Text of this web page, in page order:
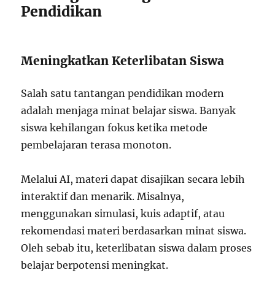
Pendidikan
Meningkatkan Keterlibatan Siswa
Salah satu tantangan pendidikan modern
adalah menjaga minat belajar siswa. Banyak
siswa kehilangan fokus ketika metode
pembelajaran terasa monoton.
Melalui AI, materi dapat disajikan secara lebih
interaktif dan menarik. Misalnya,
menggunakan simulasi, kuis adaptif, atau
rekomendasi materi berdasarkan minat siswa.
Oleh sebab itu, keterlibatan siswa dalam proses
belajar berpotensi meningkat.